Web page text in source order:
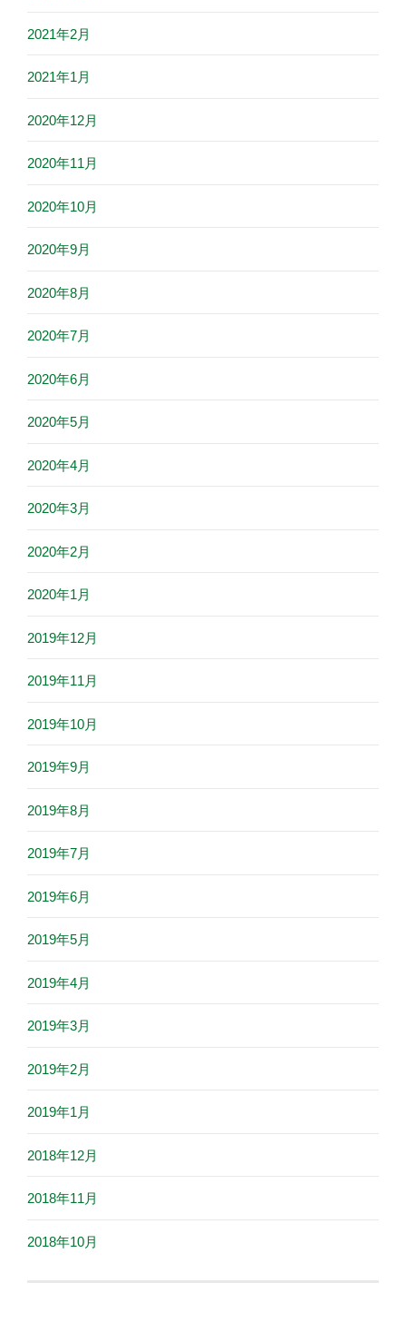
2021年2月
2021年1月
2020年12月
2020年11月
2020年10月
2020年9月
2020年8月
2020年7月
2020年6月
2020年5月
2020年4月
2020年3月
2020年2月
2020年1月
2019年12月
2019年11月
2019年10月
2019年9月
2019年8月
2019年7月
2019年6月
2019年5月
2019年4月
2019年3月
2019年2月
2019年1月
2018年12月
2018年11月
2018年10月